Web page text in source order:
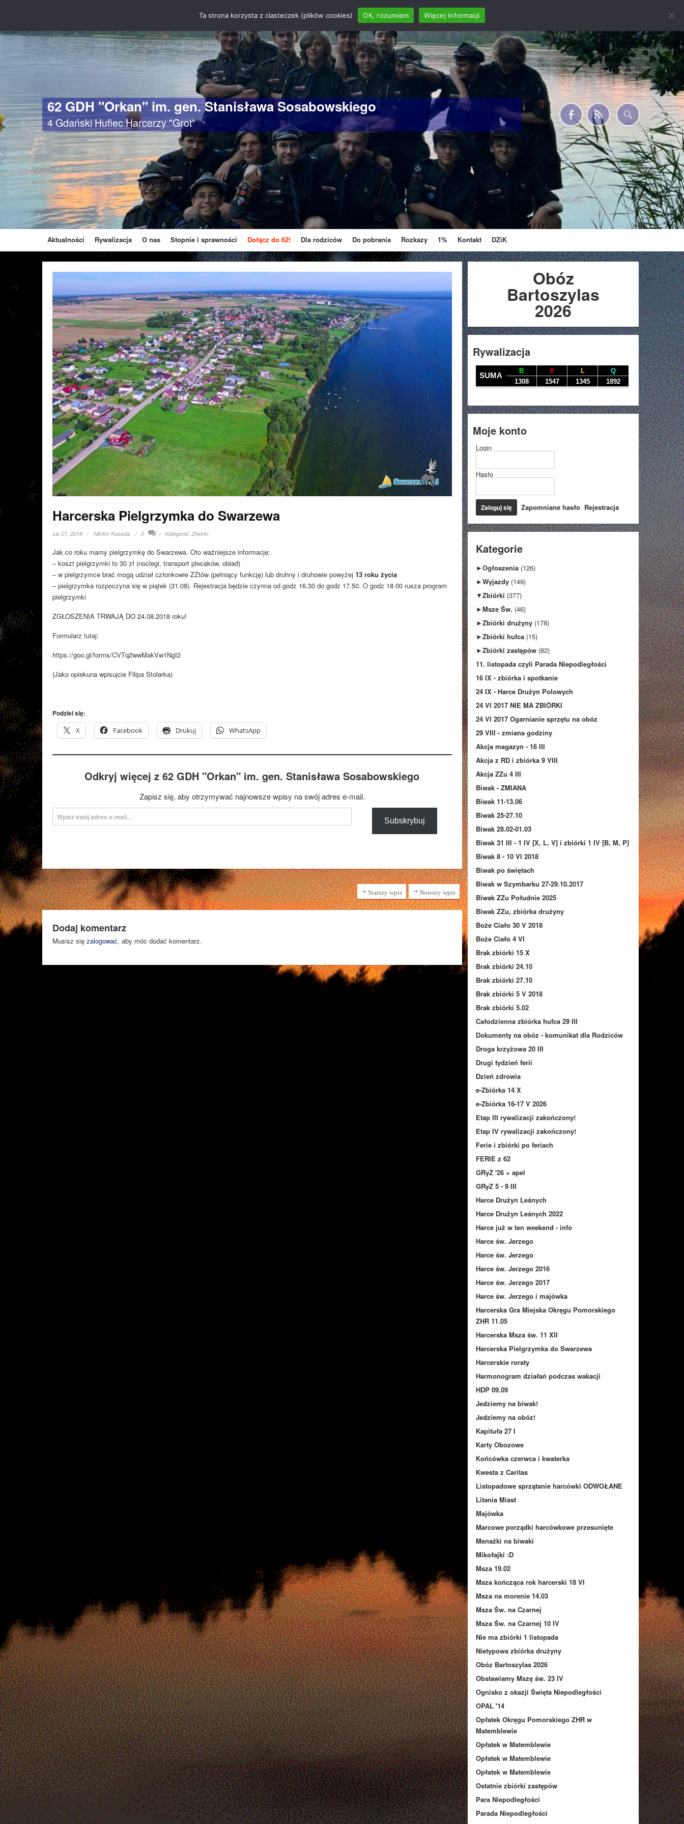
62 GDH "Orkan" im. gen. Stanisława Sosabowskiego
4 Gdański Hufiec Harcerzy "Grot"
Aktualności Rywalizacja O nas Stopnie i sprawności Dołącz do 62! Dla rodziców Do pobrania Rozkazy 1% Kontakt DZiK
Harcerska Pielgrzymka do Swarzewa
sie 21, 2018 Nikifor Koseda 0 Kategorie: Zbiórki
Jak co roku mamy pielgrzymkę do Swarzewa. Oto ważniejsze informacje:
– koszt pielgrzymki to 30 zł (noclegi, transport plecaków, obiad)
– w pielgrzymce brać mogą udział członkowie ZZtów (pełniący funkcję) lub druhny i druhowie powyżej 13 roku życia
– pielgrzymka rozpoczyna się w piątek (31.08). Rejestracja będzie czynna od godz 16.30 do godz 17.50. O godz 18.00 rusza program
pielgrzymki
ZGŁOSZENIA TRWAJĄ DO 24.08.2018 roku!
Formularz tutaj:
https://goo.gl/forms/CVTq2wwMakVw1NgI2
(Jako opiekuna wpisujcie Filipa Stolarka)
Podziel się:
X
Facebook Drukuj WhatsApp
Odkryj więcej z 62 GDH "Orkan" im. gen. Stanisława Sosabowskiego
Zapisz się, aby otrzymywać najnowsze wpisy na swój adres e-mail.
Wpisz swój adres e-mail…
Subskrybuj
Starszy wpis Nowszy wpis
Dodaj komentarz
Musisz się zalogować, aby móc dodać komentarz.
Obóz
Bartoszylas
2026
Rywalizacja
Moje konto
Login
Hasło
Zapomniane hasło Rejestracja
Kategorie
►Ogłoszenia (126)
►Wyjazdy (149)
▼Zbiórki (377)
►Msze Św. (46)
►Zbiórki drużyny (178)
►Zbiórki hufca (15)
►Zbiórki zastępów (82)
11. listopada czyli Parada Niepodległości
16 IX - zbiórka i spotkanie
24 IX - Harce Drużyn Polowych
24 VI 2017 NIE MA ZBIÓRKI
24 VI 2017 Ogarnianie sprzętu na obóz
29 VIII - zmiana godziny
Akcja magazyn - 16 III
Akcja z RD i zbiórka 9 VIII
Akcja ZZu 4 III
Biwak - ZMIANA
Biwak 11-13.06
Biwak 25-27.10
Biwak 28.02-01.03
Biwak 31 III - 1 IV [X, L, V] i zbiórki 1 IV [B, M, P]
Biwak 8 - 10 VI 2018
Biwak po świętach
Biwak w Szymbarku 27-29.10.2017
Biwak ZZu Południe 2025
Biwak ZZu, zbiórka drużyny
Boże Ciało 30 V 2018
Boże Ciało 4 VI
Brak zbiórki 15 X
Brak zbiórki 24.10
Brak zbiórki 27.10
Brak zbiórki 5 V 2018
Brak zbiórki 5.02
Całodzienna zbiórka hufca 29 III
Dokumenty na obóz - komunikat dla Rodziców
Droga krzyżowa 20 III
Drugi tydzień ferii
Dzień zdrowia
e-Zbiórka 14 X
e-Zbiórka 16-17 V 2026
Etap III rywalizacji zakończony!
Etap IV rywalizacji zakończony!
Ferie i zbiórki po feriach
FERIE z 62
GRyZ '26 + apel
GRyZ 5 - 9 III
Harce Drużyn Leśnych
Harce Drużyn Leśnych 2022
Harce już w ten weekend - info
Harce św. Jerzego
Harce św. Jerzego
Harce św. Jerzego 2016
Harce św. Jerzego 2017
Harce św. Jerzego i majówka
Harcerska Gra Miejska Okręgu Pomorskiego
ZHR 11.05
Harcerska Msza św. 11 XII
Harcerska Pielgrzymka do Swarzewa
Harcerskie roraty
Harmonogram działań podczas wakacji
HDP 09.09
Jedziemy na biwak!
Jedziemy na obóz!
Kapituła 27 I
Karty Obozowe
Końcówka czerwca i kwaterka
Kwesta z Caritas
Listopadowe sprzątanie harcówki ODWOŁANE
Litania Miast
Majówka
Marcowe porządki harcówkowe przesunięte
Menażki na biwaki
Mikołajki :D
Msza 19.02
Msza kończąca rok harcerski 18 VI
Msza na morenie 14.03
Msza Św. na Czarnej
Msza Św. na Czarnej 10 IV
Nie ma zbiórki 1 listopada
Nietypowa zbiórka drużyny
Obóz Bartoszylas 2026
Obstawiamy Mszę św. 23 IV
Ognisko z okazji Święta Niepodległości
OPAL '14
Opłatek Okręgu Pomorskiego ZHR w
Matemblewie
Opłatek w Matemblewie
Opłatek w Matemblewie
Opłatek w Matemblewie
Ostatnie zbiórki zastępów
Para Niepodległości
Parada Niepodległości
Ta strona korzysta z ciasteczek (plików cookies) OK, rozumiem Więcej informacji